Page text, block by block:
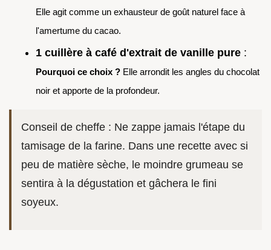
Elle agit comme un exhausteur de goût naturel face à
l'amertume du cacao.
1 cuillère à café d'extrait de vanille pure :
Pourquoi ce choix ? Elle arrondit les angles du chocolat
noir et apporte de la profondeur.
Conseil de cheffe : Ne zappe jamais l'étape du
tamisage de la farine. Dans une recette avec si
peu de matière sèche, le moindre grumeau se
sentira à la dégustation et gâchera le fini
soyeux.